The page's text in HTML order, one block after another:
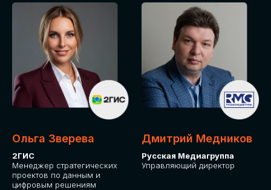
Ольга Зверева
2ГИС
Менеджер стратегических
проектов по данным и
цифровым решениям
Дмитрий Медников
Русская Медиагруппа
Управляющий директор